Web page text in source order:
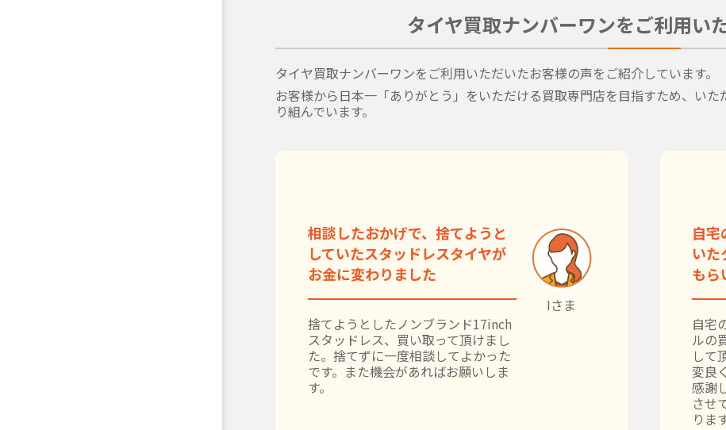
タイヤ買取ナンバーワンをご利用い
タイヤ買取ナンバーワンをご利用いただいたお客様の声をご紹介しています。
お客様から日本一「ありがとう」をいただける買取専門店を目指すため、い
り組んでいます。
相談したおかげで、捨てようと
していたスタッドレスタイヤが
お金に変わりました
捨てようとしたノンブランド17inch
スタッドレス、買い取って頂けまし
た。捨てずに一度相談してよかった
です。また機会があればお願いしま
す。
Iさま
自宅
いた
もら
自宅
ルの
して
変良
感謝
させ
りま